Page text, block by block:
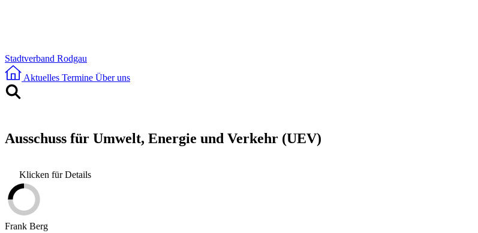
Stadtverband Rodgau
Aktuelles Termine Über uns
Ausschuss für Umwelt, Energie und Verkehr (UEV)
Klicken für Details
Frank Berg